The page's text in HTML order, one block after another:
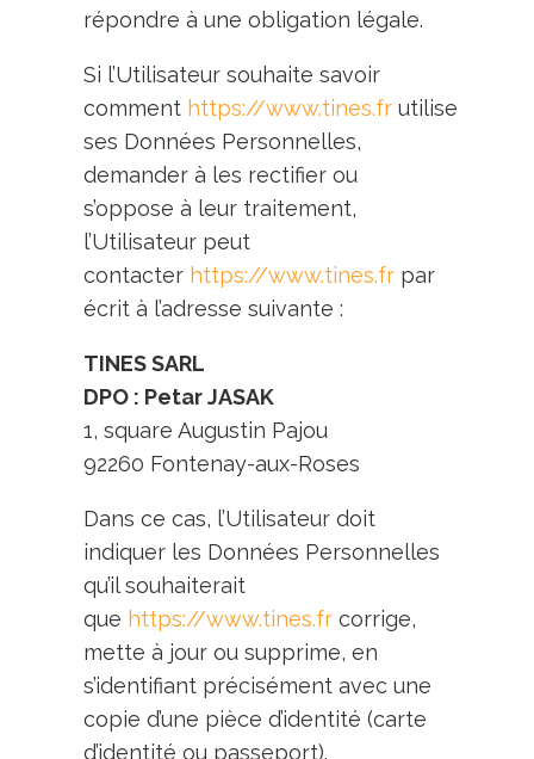
répondre à une obligation légale.
Si l’Utilisateur souhaite savoir
comment https://www.tines.fr utilise
ses Données Personnelles,
demander à les rectifier ou
s’oppose à leur traitement,
l’Utilisateur peut
contacter https://www.tines.fr par
écrit à l’adresse suivante :
TINES SARL
DPO : Petar JASAK
1, square Augustin Pajou
92260 Fontenay-aux-Roses
Dans ce cas, l’Utilisateur doit
indiquer les Données Personnelles
qu’il souhaiterait
que https://www.tines.fr corrige,
mette à jour ou supprime, en
s’identifiant précisément avec une
copie d’une pièce d’identité (carte
d’identité ou passeport).